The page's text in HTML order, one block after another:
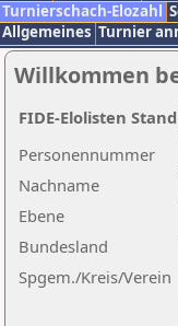
Turnierschach-Elozahl
Allgemeines Turnier
Willkommen
Nachname
Ebene
Personennummer
Bundesland
Spgem./Kreis/Verein
FIDE-Elolisten Stand